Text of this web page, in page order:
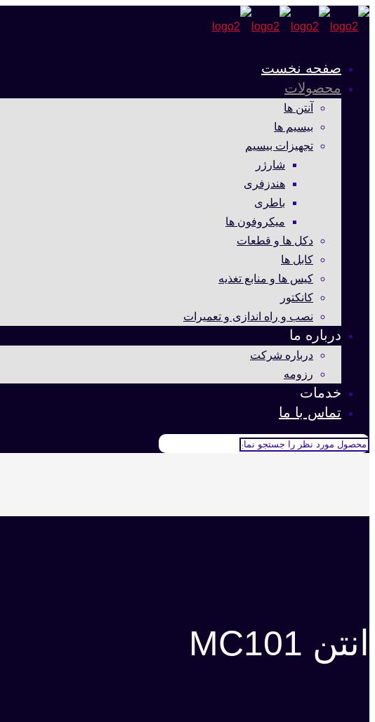
صفحه نخست
محصولات
آنتن ها
بیسیم ها
تجهیزات بیسیم
شارژر
هندزفری
باطری
میکروفون ها
دکل ها و قطعات
کابل ها
کیس ها و منابع تغذیه
کانکتور
نصب و راه اندازی و تعمیرات
درباره ما
درباره شرکت
رزومه
خدمات
تماس با ما
انتن MC101